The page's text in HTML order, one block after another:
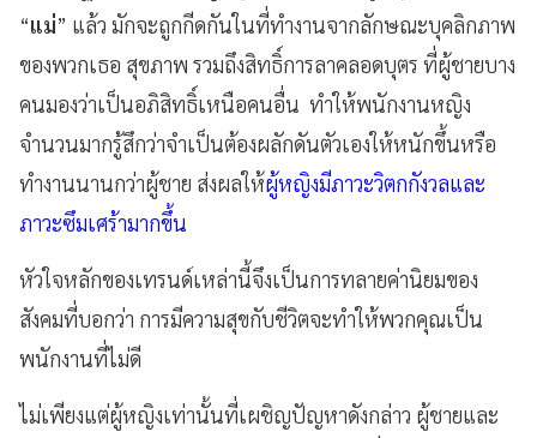
“แม่” แล้ว มักจะถูกกีดกันในที่ทำงานจากลักษณะบุคลิกภาพ
ของพวกเธอ สุขภาพ รวมถึงสิทธิ์การลาคลอดบุตร ที่ผู้ชายบาง
คนมองว่าเป็นอภิสิทธิ์เหนือคนอื่น ทำให้พนักงานหญิง
จำนวนมากรู้สึกว่าจำเป็นต้องผลักดันตัวเองให้หนักขึ้นหรือ
ทำงานนานกว่าผู้ชาย ส่งผลให้ผู้หญิงมีภาวะวิตกกังวลและ
ภาวะซึมเศร้ามากขึ้น
หัวใจหลักของเทรนด์เหล่านี้จึงเป็นการทลายค่านิยมของ
สังคมที่บอกว่า การมีความสุขกับชีวิตจะทำให้พวกคุณเป็น
พนักงานที่ไม่ดี
ไม่เพียงแต่ผู้หญิงเท่านั้นที่เผชิญปัญหาดังกล่าว ผู้ชายและ